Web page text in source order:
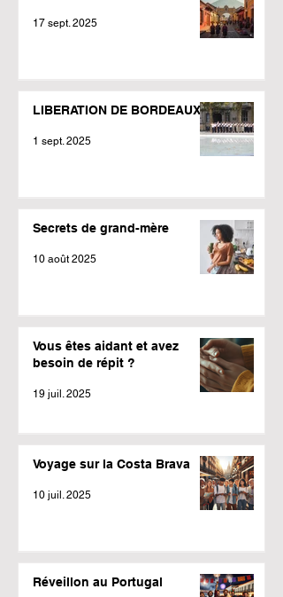
17 sept. 2025
LIBERATION DE BORDEAUX
1 sept. 2025
Secrets de grand-mère
10 août 2025
Vous êtes aidant et avez
besoin de répit ?
19 juil. 2025
Voyage sur la Costa Brava
10 juil. 2025
Réveillon au Portugal